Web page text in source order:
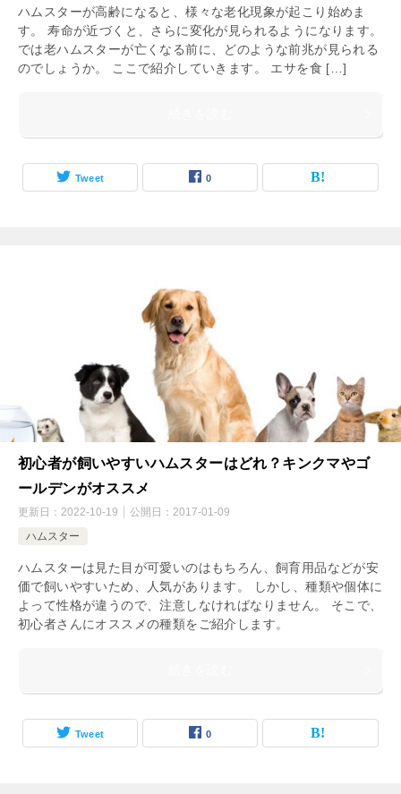
ハムスターが高齢になると、様々な老化現象が起こり始めま
す。 寿命が近づくと、さらに変化が見られるようになります。
では老ハムスターが亡くなる前に、どのような前兆が見られる
のでしょうか。 ここで紹介していきます。 エサを食 […]
Tweet 0
初心者が飼いやすいハムスターはどれ？キンクマやゴ
ールデンがオススメ
更新日： 2022-10-19 公開日： 2017-01-09
ハムスター
ハムスターは見た目が可愛いのはもちろん、飼育用品などが安
価で飼いやすいため、人気があります。 しかし、種類や個体に
よって性格が違うので、注意しなければなりません。 そこで、
初心者さんにオススメの種類をご紹介します。
Tweet 0